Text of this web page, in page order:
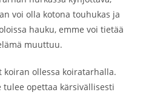
voi olla kotona touhukas ja
hauku, emme voi tietää
muuttuu.
koiran ollessa koiratarhalla.
tulee opettaa kärsivällisesti